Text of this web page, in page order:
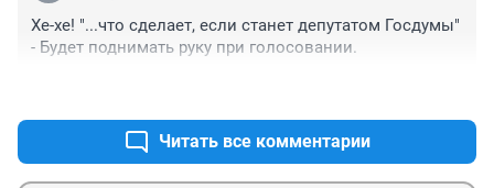
Хе-хе! "...что сделает, если станет депутатом Госдумы"
- Будет поднимать руку при голосовании.
Читать все комментарии